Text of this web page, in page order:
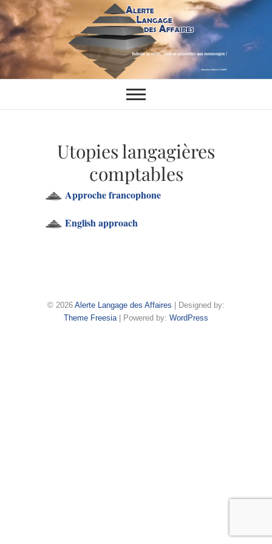
Refuser la vérité, c'est se soumettre aux mensonges !
Monsieur Robert COMPIN
Alerte Langage
SOUMETTRE AUX MENSONGES !
Utopies langagières
comptables
Approche francophone
English approach
© 2026 Alerte Langage des Affaires | Designed by:
Theme Freesia| Powered by: WordPress